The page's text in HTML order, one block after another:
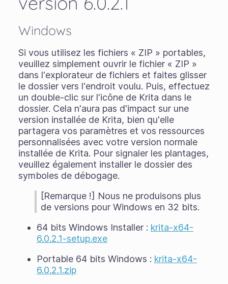
Windows
Si vous utilisez les fichiers « ZIP » portables,
veuillez simplement ouvrir le fichier « ZIP »
dans l'explorateur de fichiers et faites glisser
le dossier vers l'endroit voulu. Puis, effectuez
un double-clic sur l'icône de Krita dans le
dossier. Cela n'aura pas d'impact sur une
version installée de Krita, bien qu'elle
partagera vos paramètres et vos ressources
personnalisées avec votre version normale
installée de Krita. Pour signaler les plantages,
veuillez également installer le dossier des
symboles de débogage.
[Remarque !] Nous ne produisons plus
de versions pour Windows en 32 bits.
64 bits Windows Installer : krita-x64-
6.0.2.1-setup.exe
Portable 64 bits Windows : krita-x64-
6.0.2.1.zip